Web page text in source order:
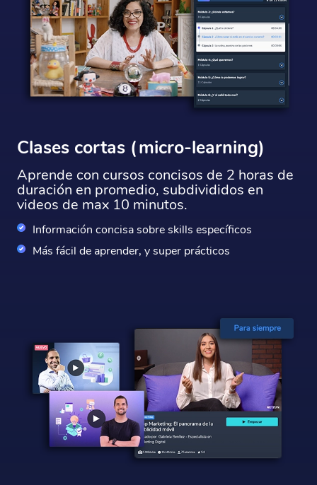
Clases cortas (micro-learning)
Aprende con cursos concisos de 2 horas de
duración en promedio, subdivididos en
videos de max 10 minutos.
Información concisa sobre skills específicos
Más fácil de aprender, y super prácticos